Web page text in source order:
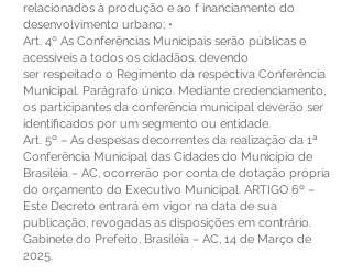
relacionados à produção e ao f inanciamento do
desenvolvimento urbano; •
Art. 4º As Conferências Municipais serão públicas e
acessíveis a todos os cidadãos, devendo
ser respeitado o Regimento da respectiva Conferência
Municipal. Parágrafo único. Mediante credenciamento,
os participantes da conferência municipal deverão ser
identificados por um segmento ou entidade.
Art. 5º – As despesas decorrentes da realização da 1ª
Conferência Municipal das Cidades do Município de
Brasiléia – AC, ocorrerão por conta de dotação própria
do orçamento do Executivo Municipal. ARTIGO 6º –
Este Decreto entrará em vigor na data de sua
publicação, revogadas as disposições em contrário.
Gabinete do Prefeito, Brasiléia – AC, 14 de Março de
2025.